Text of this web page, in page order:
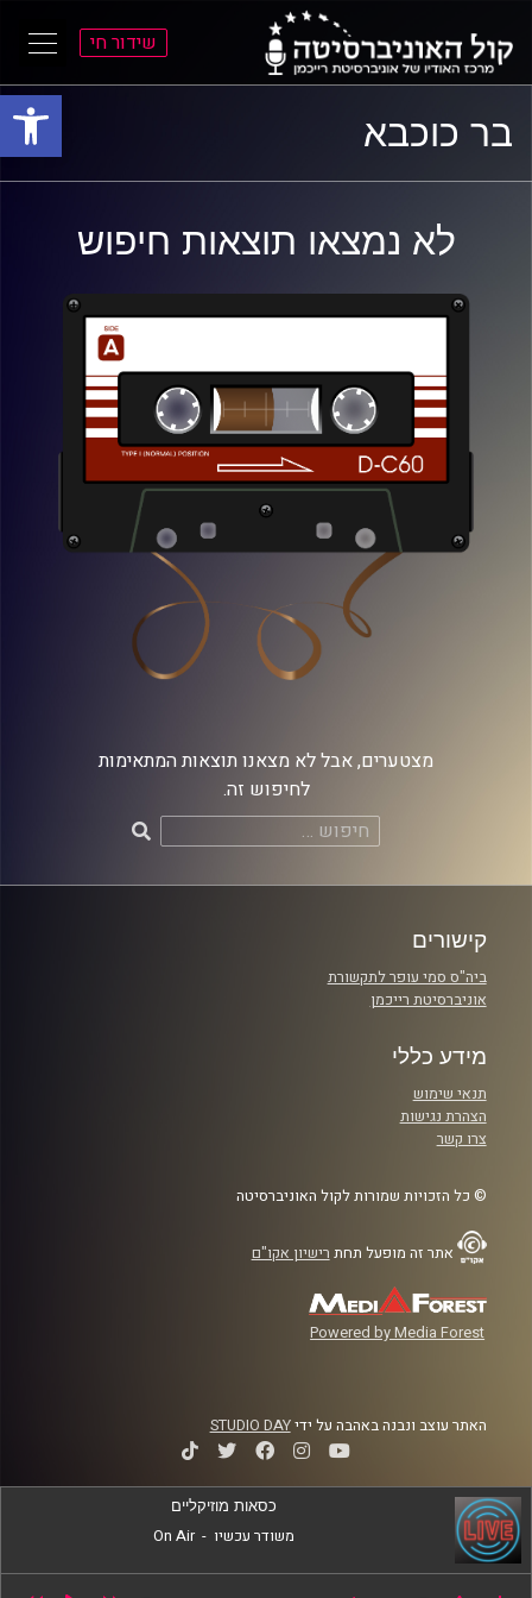
פתח
התפריט
הראשי
התוכן
הראשי
שידור חי
בר כוכבא
לא נמצאו תוצאות חיפוש
מצטערים, אבל לא מצאנו תוצאות המתאימות
לחיפוש זה.
חיפוש:
קישורים
ביה"ס סמי עופר לתקשורת
אוניברסיטת רייכמן
מידע כללי
תנאי שימוש
הצהרת נגישות
צרו קשר
© כל הזכויות שמורות לקול האוניברסיטה
אתר זה מופעל תחת רישיון אקו"ם
Powered by Media Forest
האתר עוצב ונבנה באהבה על ידיSTUDIO DAY
כסאות מוזיקליים
משודר עכשיו -
On Air